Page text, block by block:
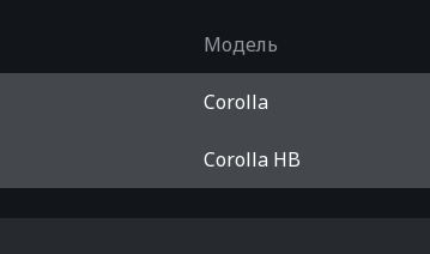
Модель
Corolla
Corolla HB